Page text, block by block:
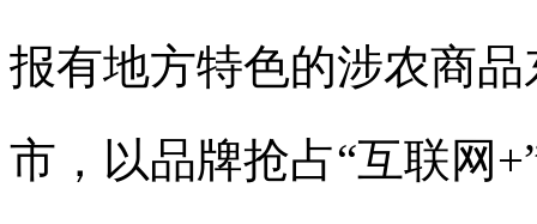
报有地方特色的涉农商品
市，以品牌抢占“互联网